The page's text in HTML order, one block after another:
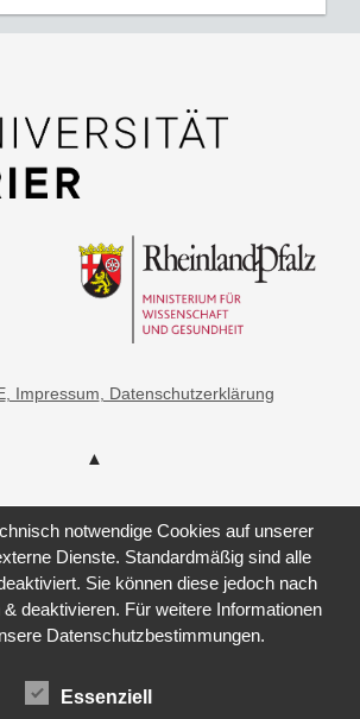
, Impressum, Datenschutzerklärung
notwendige Cookies auf unserer
Dienste. Standardmäßig sind alle
Sie können diese jedoch nach
deaktivieren. Für weitere Informationen
Datenschutzbestimmungen.
Essenziell